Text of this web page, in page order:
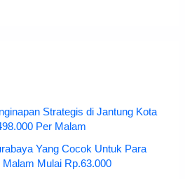
Strategis di Jantung Kota
Per Malam
Yang Cocok Untuk Para
Mulai Rp.63.000